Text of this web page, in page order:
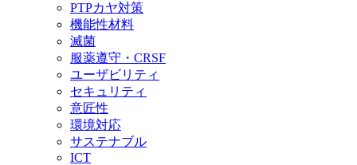
PTPカヤ対策
機能性材料
滅菌
服薬遵守・CRSF
ユーザビリティ
セキュリティ
意匠性
環境対応
サステナブル
ICT